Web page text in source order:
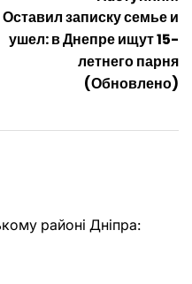
Оставил записку семье и
ушел: в Днепре ищут 15-
летнего парня
(Обновлено)
районі Дніпра: